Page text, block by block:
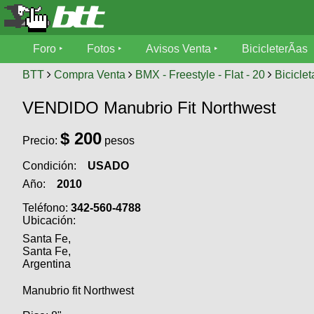
Foro
Foro
MecÃ¡nica
Fotos
tu foto
Galeria
XC
Bicicletas
Viajes
Descenso
Dirt
Avisos
SUBÃ
aviso
Buscar
Ultimos
Fotos
BicicleterÃ­
as
Bicicletas
Bicicletas
Tandem
Videos
Cicloturismo
Foro Fotos Avisos Venta BicicleterÃ­as
BTT Compra Venta BMX - Freestyle - Flat - 20
VENDIDO Manubrio Fit Northwest
Precio: $ 200 pesos
Condición:
USADO
Año:
2010
Teléfono: 342-560-4788
Ubicación:
Santa Fe,
Santa Fe,
Argentina
Manubrio fit Northwest